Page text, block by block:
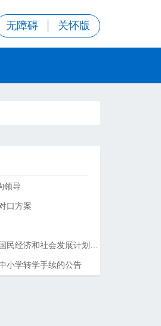
无障碍 关怀版
领导
口方案
小学转学手续的公告